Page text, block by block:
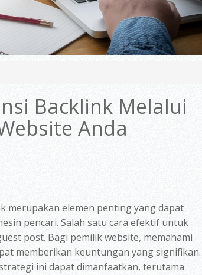
Backlink Melalui
Anda
merupakan elemen penting yang dapat
pencari. Salah satu cara efektif untuk
post. Bagi pemilik website, memahami
memberikan keuntungan yang signifikan.
ini dapat dimanfaatkan, terutama